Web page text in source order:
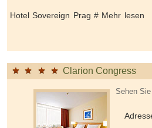
Hotel Sovereign Prag # Mehr lesen
Clarion Congress
Sehen